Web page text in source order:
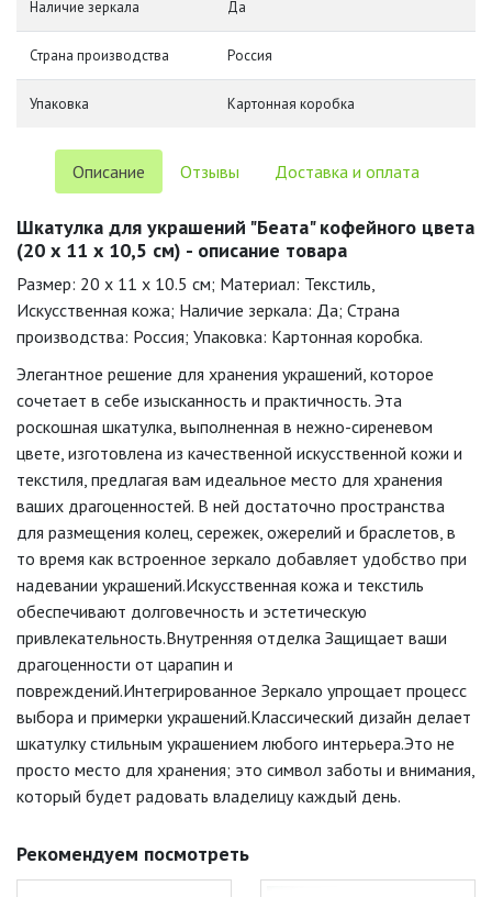
Наличие зеркала Да
Страна производства Россия
Упаковка Картонная коробка
Описание Отзывы Доставка и оплата
Шкатулка для украшений "Беата" кофейного цвета
(20 х 11 х 10,5 см) - описание товара
Размер: 20 x 11 x 10.5 см; Материал: Текстиль,
Искусственная кожа; Наличие зеркала: Да; Страна
производства: Россия; Упаковка: Картонная коробка.
Элегантное решение для хранения украшений, которое
сочетает в себе изысканность и практичность. Эта
роскошная шкатулка, выполненная в нежно-сиреневом
цвете, изготовлена из качественной искусственной кожи и
текстиля, предлагая вам идеальное место для хранения
ваших драгоценностей. В ней достаточно пространства
для размещения колец, сережек, ожерелий и браслетов, в
то время как встроенное зеркало добавляет удобство при
надевании украшений.Искусственная кожа и текстиль
обеспечивают долговечность и эстетическую
привлекательность.Внутренняя отделка Защищает ваши
драгоценности от царапин и
повреждений.Интегрированное Зеркало упрощает процесс
выбора и примерки украшений.Классический дизайн делает
шкатулку стильным украшением любого интерьера.Это не
просто место для хранения; это символ заботы и внимания,
который будет радовать владелицу каждый день.
Рекомендуем посмотреть